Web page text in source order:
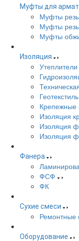
Муфты для
Муфты
Муфты
Муфты
Изоляция
Утеплители
Геотекстиль
Крепежные
Изоляция
Изоляция
Изоляция
Фанера
ФСФ
ФК
Сухие смеси
Ремонтные
Оборудование